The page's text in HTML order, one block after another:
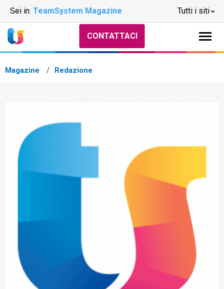
Sei in: TeamSystem Magazine Tutti i siti
CONTATTACI
Magazine Redazione